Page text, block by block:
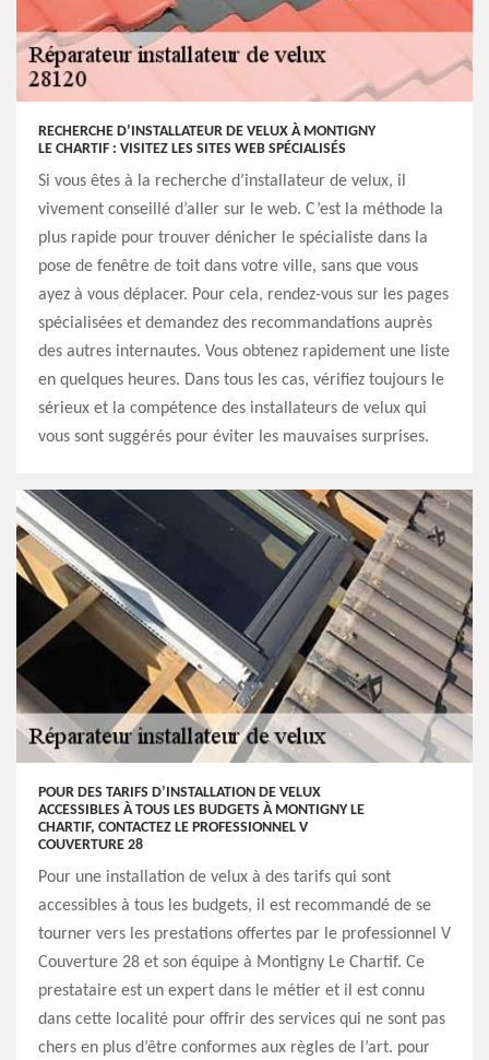
RECHERCHE D’INSTALLATEUR DE VELUX À MONTIGNY
LE CHARTIF : VISITEZ LES SITES WEB SPÉCIALISÉS
Si vous êtes à la recherche d’installateur de velux, il
vivement conseillé d’aller sur le web. C’est la méthode la
plus rapide pour trouver dénicher le spécialiste dans la
pose de fenêtre de toit dans votre ville, sans que vous
ayez à vous déplacer. Pour cela, rendez-vous sur les pages
spécialisées et demandez des recommandations auprès
des autres internautes. Vous obtenez rapidement une liste
en quelques heures. Dans tous les cas, vérifiez toujours le
sérieux et la compétence des installateurs de velux qui
vous sont suggérés pour éviter les mauvaises surprises.
POUR DES TARIFS D’INSTALLATION DE VELUX
ACCESSIBLES À TOUS LES BUDGETS À MONTIGNY LE
CHARTIF, CONTACTEZ LE PROFESSIONNEL V
COUVERTURE 28
Pour une installation de velux à des tarifs qui sont
accessibles à tous les budgets, il est recommandé de se
tourner vers les prestations offertes par le professionnel V
Couverture 28 et son équipe à Montigny Le Chartif. Ce
prestataire est un expert dans le métier et il est connu
dans cette localité pour offrir des services qui ne sont pas
chers en plus d’être conformes aux règles de l’art. pour